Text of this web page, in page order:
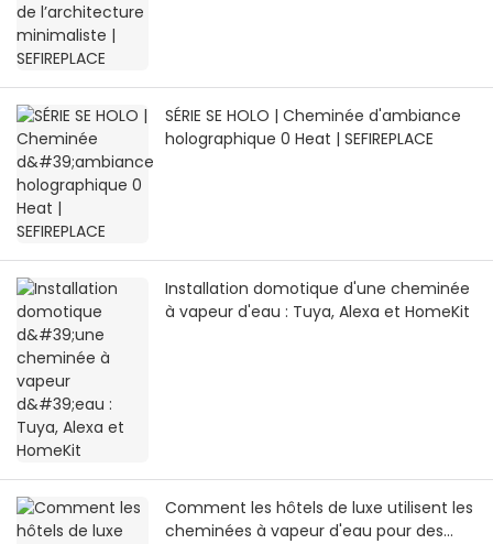
SÉRIE SE HOLO | Cheminée d'ambiance
holographique 0 Heat | SEFIREPLACE
Installation domotique d'une cheminée
à vapeur d'eau : Tuya, Alexa et HomeKit
Comment les hôtels de luxe utilisent les
cheminées à vapeur d'eau pour des